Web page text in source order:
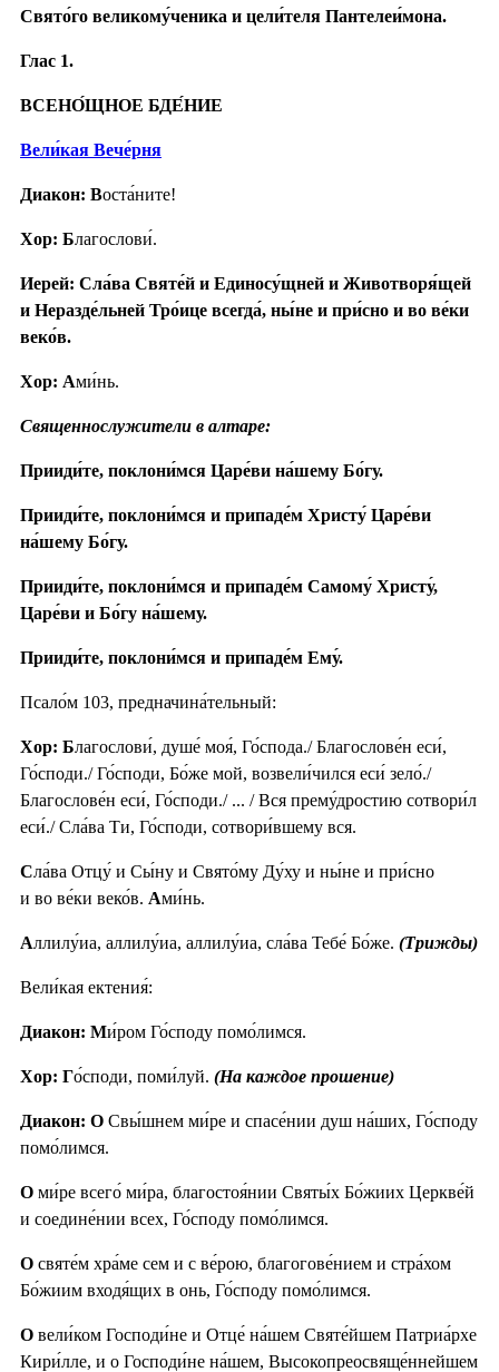
Свято́го великому́ченика и цели́теля Пантелеи́мона.
Глас 1.
ВСЕНО́ЩНОЕ БДЕ́НИЕ
Вели́кая Вече́рня
Диакон: Воста́ните!
Хор: Благослови́.
Иерей: Сла́ва Святе́й и Единосу́щней и Животворя́щей
и Неразде́льней Тро́ице всегда́, ны́не и при́сно и во ве́ки
веко́в.
Хор: Ами́нь.
Священнослужители в алтаре:
Прииди́те, поклони́мся Царе́ви на́шему Бо́гу.
Прииди́те, поклони́мся и припаде́м Христу́ Царе́ви
на́шему Бо́гу.
Прииди́те, поклони́мся и припаде́м Самому́ Христу́,
Царе́ви и Бо́гу на́шему.
Прииди́те, поклони́мся и припаде́м Ему́.
Псало́м 103, предначина́тельный:
Хор: Благослови́, душе́ моя́, Го́спода./ Благослове́н еси́,
Го́споди./ Го́споди, Бо́же мой, возвели́чился еси́ зело́./
Благослове́н еси́, Го́споди./ ... / Вся прему́дростию сотвори́л
еси́./ Сла́ва Ти, Го́споди, сотвори́вшему вся.
Сла́ва Отцу́ и Сы́ну и Свято́му Ду́ху и ны́не и при́сно
и во ве́ки веко́в. Ами́нь.
Аллилу́иа, аллилу́иа, аллилу́иа, сла́ва Тебе́ Бо́же. (Трижды)
Вели́кая ектения́:
Диакон: Ми́ром Го́споду помо́лимся.
Хор: Го́споди, поми́луй. (На каждое прошение)
Диакон: О Свы́шнем ми́ре и спасе́нии душ на́ших, Го́споду
помо́лимся.
О ми́ре всего́ ми́ра, благостоя́нии Святы́х Бо́жиих Церкве́й
и соедине́нии всех, Го́споду помо́лимся.
О святе́м хра́ме сем и с ве́рою, благогове́нием и стра́хом
Бо́жиим входя́щих в онь, Го́споду помо́лимся.
О вели́ком Господи́не и Отце́ на́шем Святе́йшем Патриа́рхе
Кири́лле, и о Господи́не на́шем, Высокопреосвяще́ннейшем